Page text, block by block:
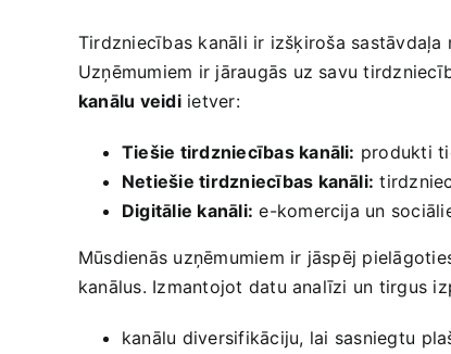
Tirdzniecības kanāli ir izšķiroša
Uzņēmumiem ir jāraugās uz savu
kanālu veidiietver:
Tiešie tirdzniecības kanāli: produkti
Netiešie tirdzniecības kanāli:
Digitālie kanāli: e-komercija‌ un
Mūsdienās uzņēmumiem ir jāspēj
kanālus. Izmantojot datu​ analīzi un tirgus
kanālu diversifikāciju, ⁢lai sasniegtu